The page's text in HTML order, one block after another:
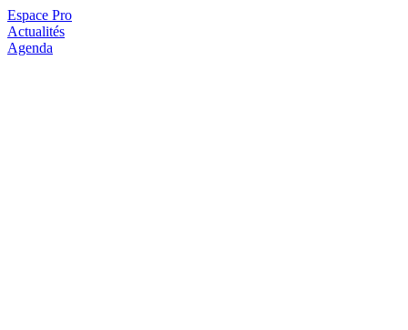
Espace Pro
Actualités
Agenda